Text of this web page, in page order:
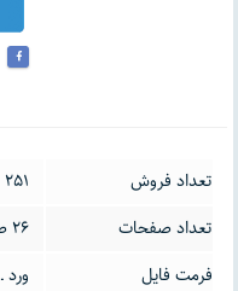
تعداد فروش
251 فروش
تعداد صفحات
26 صفحه
فرمت فایل
ورد ـ word ـ قابل ویرایش